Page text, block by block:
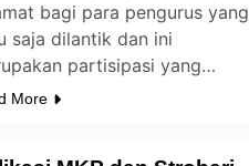
bagi para pengurus yang
saja dilantik dan ini
partisipasi yang…
More